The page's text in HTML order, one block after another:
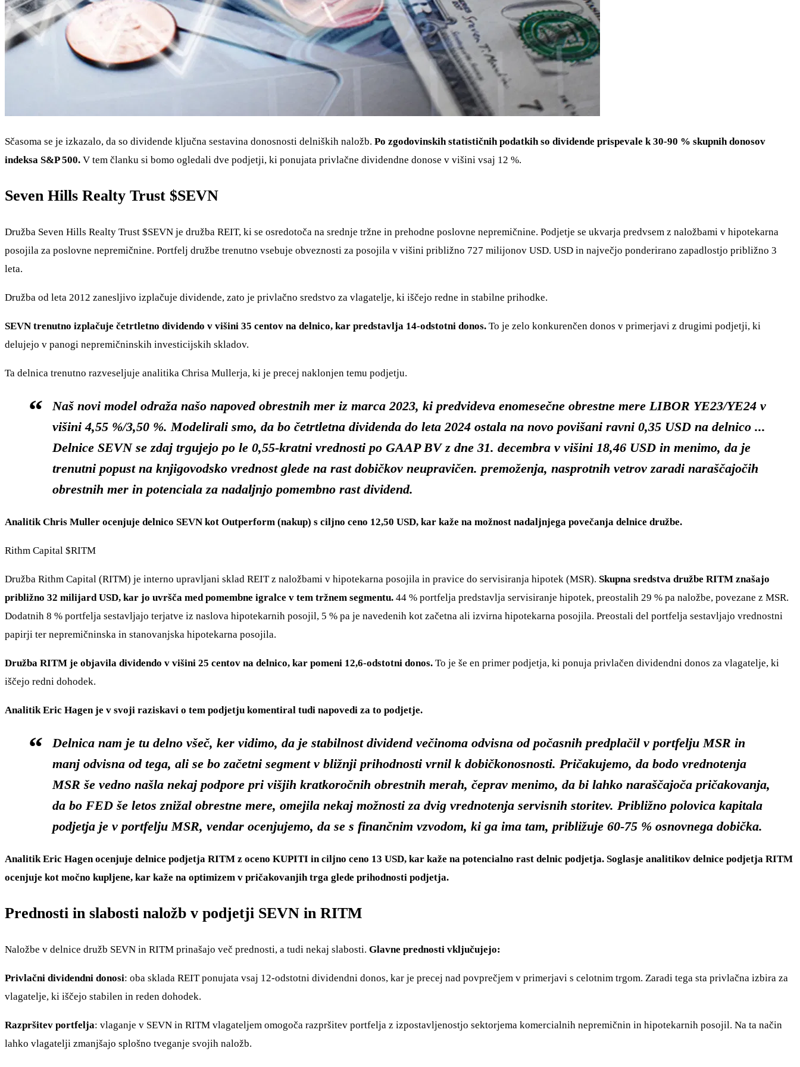
Sčasoma se je izkazalo, da so dividende ključna sestavina donosnosti delniških naložb. Po zgodovinskih statističnih podatkih so dividende prispevale k 30-90 % skupnih donosov
indeksa S&P 500. V tem članku si bomo ogledali dve podjetji, ki ponujata privlačne dividendne donose v višini vsaj 12 %.
Seven Hills Realty Trust $SEVN
Družba Seven Hills Realty Trust $SEVN je družba REIT, ki se osredotoča na srednje tržne in prehodne poslovne nepremičnine. Podjetje se ukvarja predvsem z naložbami v hipotekarna
posojila za poslovne nepremičnine. Portfelj družbe trenutno vsebuje obveznosti za posojila v višini približno 727 milijonov USD. USD in največjo ponderirano zapadlostjo približno 3
leta.
Družba od leta 2012 zanesljivo izplačuje dividende, zato je privlačno sredstvo za vlagatelje, ki iščejo redne in stabilne prihodke.
SEVN trenutno izplačuje četrtletno dividendo v višini 35 centov na delnico, kar predstavlja 14-odstotni donos. To je zelo konkurenčen donos v primerjavi z drugimi podjetji, ki
delujejo v panogi nepremičninskih investicijskih skladov.
Ta delnica trenutno razveseljuje analitika Chrisa Mullerja, ki je precej naklonjen temu podjetju.
Naš novi model odraža našo napoved obrestnih mer iz marca 2023, ki predvideva enomesečne obrestne mere LIBOR YE23/YE24 v
višini 4,55 %/3,50 %. Modelirali smo, da bo četrtletna dividenda do leta 2024 ostala na novo povišani ravni 0,35 USD na delnico ...
Delnice SEVN se zdaj trgujejo po le 0,55-kratni vrednosti po GAAP BV z dne 31. decembra v višini 18,46 USD in menimo, da je
trenutni popust na knjigovodsko vrednost glede na rast dobičkov neupravičen. premoženja, nasprotnih vetrov zaradi naraščajočih
obrestnih mer in potenciala za nadaljnjo pomembno rast dividend.
Analitik Chris Muller ocenjuje delnico SEVN kot Outperform (nakup) s ciljno ceno 12,50 USD, kar kaže na možnost nadaljnjega povečanja delnice družbe.
Rithm Capital $RITM
Družba Rithm Capital (RITM) je interno upravljani sklad REIT z naložbami v hipotekarna posojila in pravice do servisiranja hipotek (MSR). Skupna sredstva družbe RITM znašajo
približno 32 milijard USD, kar jo uvršča med pomembne igralce v tem tržnem segmentu. 44 % portfelja predstavlja servisiranje hipotek, preostalih 29 % pa naložbe, povezane z MSR.
Dodatnih 8 % portfelja sestavljajo terjatve iz naslova hipotekarnih posojil, 5 % pa je navedenih kot začetna ali izvirna hipotekarna posojila. Preostali del portfelja sestavljajo vrednostni
papirji ter nepremičninska in stanovanjska hipotekarna posojila.
Družba RITM je objavila dividendo v višini 25 centov na delnico, kar pomeni 12,6-odstotni donos. To je še en primer podjetja, ki ponuja privlačen dividendni donos za vlagatelje, ki
iščejo redni dohodek.
Analitik Eric Hagen je v svoji raziskavi o tem podjetju komentiral tudi napovedi za to podjetje.
Delnica nam je tu delno všeč, ker vidimo, da je stabilnost dividend večinoma odvisna od počasnih predplačil v portfelju MSR in
manj odvisna od tega, ali se bo začetni segment v bližnji prihodnosti vrnil k dobičkonosnosti. Pričakujemo, da bodo vrednotenja
MSR še vedno našla nekaj podpore pri višjih kratkoročnih obrestnih merah, čeprav menimo, da bi lahko naraščajoča pričakovanja,
da bo FED še letos znižal obrestne mere, omejila nekaj možnosti za dvig vrednotenja servisnih storitev. Približno polovica kapitala
podjetja je v portfelju MSR, vendar ocenjujemo, da se s finančnim vzvodom, ki ga ima tam, približuje 60-75 % osnovnega dobička.
Analitik Eric Hagen ocenjuje delnice podjetja RITM z oceno KUPITI in ciljno ceno 13 USD, kar kaže na potencialno rast delnic podjetja. Soglasje analitikov delnice podjetja RITM
ocenjuje kot močno kupljene, kar kaže na optimizem v pričakovanjih trga glede prihodnosti podjetja.
Prednosti in slabosti naložb v podjetji SEVN in RITM
Naložbe v delnice družb SEVN in RITM prinašajo več prednosti, a tudi nekaj slabosti. Glavne prednosti vključujejo:
Privlačni dividendni donosi: oba sklada REIT ponujata vsaj 12-odstotni dividendni donos, kar je precej nad povprečjem v primerjavi s celotnim trgom. Zaradi tega sta privlačna izbira za
vlagatelje, ki iščejo stabilen in reden dohodek.
Razpršitev portfelja: vlaganje v SEVN in RITM vlagateljem omogoča razpršitev portfelja z izpostavljenostjo sektorjema komercialnih nepremičnin in hipotekarnih posojil. Na ta način
lahko vlagatelji zmanjšajo splošno tveganje svojih naložb.